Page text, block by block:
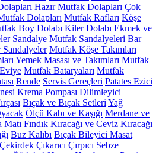
Hazır Mutfak Dolapları Çok
Dolapları Mutfak Rafları Köşe
Boy Dolabı Kiler Dolabı Ekmek ve
Sandalye Mutfak Sandalyeleri Bar
Sandalyeler Mutfak Köşe Takımları
Yemek Masası ve Takımları Mutfak
Eviye Mutfak Bataryaları Mutfak
Rende Servis Gereçleri Patates Ezici
Krema Pompası Dilimleyici
Bıçak ve Bıçak Setleri Yağ
Ölçü Kabı ve Kaşığı Merdane ve
Matı Fındık Kıracağı ve Ceviz Kıracağı
Buz Kalıbı Bıçak Bileyici Masat
Çekirdek Çıkarıcı Çırpıcı Sebze